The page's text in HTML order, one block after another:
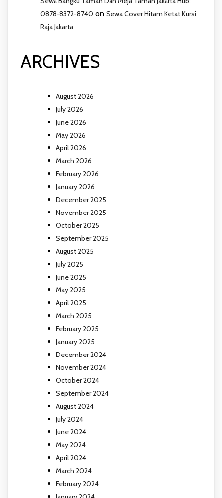
0878-8372-8740 on Sewa Cover Hitam Ketat Kursi
Raja Jakarta
ARCHIVES
August 2026
July 2026
June 2026
May 2026
April 2026
March 2026
February 2026
January 2026
December 2025
November 2025
October 2025
September 2025
August 2025
July 2025
June 2025
May 2025
April 2025
March 2025
February 2025
January 2025
December 2024
November 2024
October 2024
September 2024
August 2024
July 2024
June 2024
May 2024
April 2024
March 2024
February 2024